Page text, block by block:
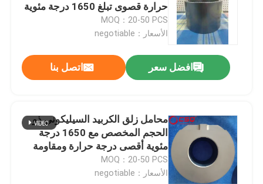
اتصل بنا
اطلب اقتباس
608 محامل سيراميك
محامل سيراميك هجينة
حرارة قصوى تبلغ 1650 درجة مئوية
MOQ：20-50 PCS
الأسعار：negotiable
افضل سعر اتصل بنا
محامل زلق الكربيد السيليكوني ذو
الحجم المخصص مع 1650 درجة
مئوية أقصى درجة حرارة ومقاومة
التآكل للبيئات القاسية
MOQ：20-50 PCS
الأسعار：negotiable